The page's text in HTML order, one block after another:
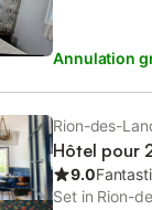
Annulation
Rion-des-
Hôtel pour
9.0
Set in Rion-